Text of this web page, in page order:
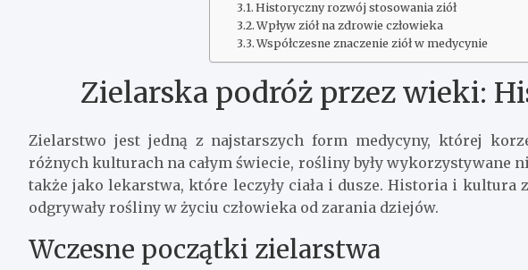
Historyczny rozwój stosowania ziół
Wpływ ziół na zdrowie człowieka
Współczesne znaczenie ziół w medycynie
Zielarska podróż przez wieki:
Zielarstwo jest jedną z najstarszych form medycyny, której
różnych kulturach na całym świecie, rośliny były wykorzystywane
także jako lekarstwa, które leczyły ciała i dusze. Historia i kultura
odgrywały rośliny w życiu człowieka od zarania dziejów.
Wczesne początki zielarstwa